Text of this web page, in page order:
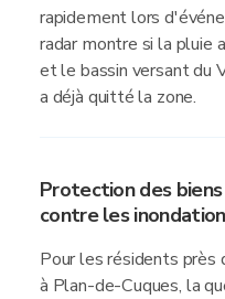
rapidement lors
radar montre si la pluie
et le bassin versant du
a déjà quitté la zone.
Protection des
contre les
Pour les résidents près
à Plan-de-Cuques, la